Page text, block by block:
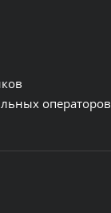
операторов